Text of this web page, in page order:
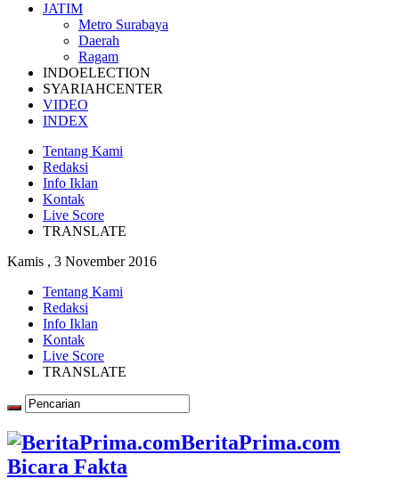
JATIM
Metro Surabaya
Daerah
Ragam
INDOELECTION
SYARIAHCENTER
VIDEO
INDEX
Tentang Kami
Redaksi
Info Iklan
Kontak
Live Score
TRANSLATE
Kamis , 3 November 2016
Tentang Kami
Redaksi
Info Iklan
Kontak
Live Score
TRANSLATE
BeritaPrima.com
Bicara Fakta